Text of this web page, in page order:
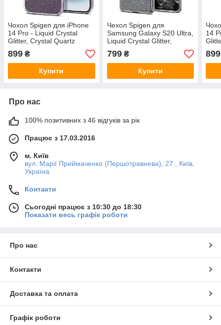
Чохол Spigen для iPhone
14 Pro - Liquid Crystal
Glitter, Crystal Quartz
(ACS04954)
899 ₴
Купити
Чехол Spigen для
Samsung Galaxy S20 Ultra,
Liquid Crystal Glitter,
Crystal Quartz (ACS00710)
799₴
Купити
14
899
Про нас
100% позитивних з 46 відгуків за рік
Працює з 17.03.2016
м. Київ
вул. Марії Приймаченко (Першотравнева), 27 , Київ,
Україна
Контакти
Сьогодні працює з 10:30 до 18:30
Показати весь графік роботи
Про нас
Контакти
Доставка та оплата
Графік роботи